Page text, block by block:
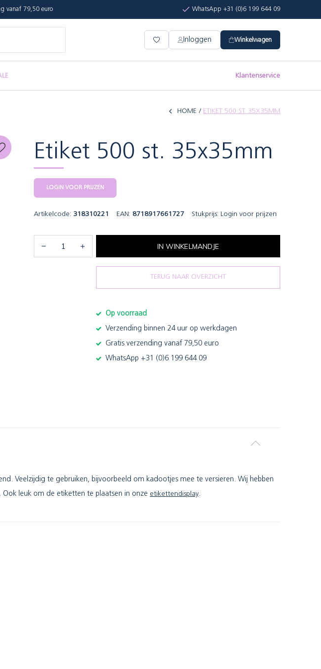
vanaf 79,50 euro WhatsApp +31 (0)6 199 644 09
Inloggen Winkelwagen
Klantenservice
HOME ETIKET 500 ST. 35X35MM
Etiket 500 st. 35x35mm
LOGIN VOOR PRIJZEN
Artikelcode: 318310221 EAN: 8718917661727 Stukprijs: Login voor prijzen
IN WINKELMANDJE
TERUG NAAR OVERZICHT
Op voorraad
Verzending binnen 24 uur op werkdagen
Gratis verzending vanaf 79,50 euro
WhatsApp +31 (0)6 199 644 09
Veelzijdig te gebruiken, bijvoorbeeld om kadootjes mee te versieren. Wij hebben
leuk om de etiketten te plaatsen in onze etikettendisplay.